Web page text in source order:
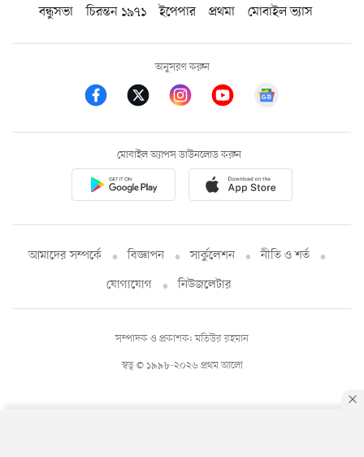
বন্ধুসভা
চিরন্তন ১৯৭১ ইপেপার প্রথমা মোবাইল ভ্যাস
অনুসরণ করুন
মোবাইল অ্যাপস ডাউনলোড করুন
আমাদের সম্পর্কে বিজ্ঞাপন সার্কুলেশন
নীতি ও শর্ত
যোগাযোগ
নিউজলেটার
স্বত্ব © ১৯৯৮-২০২৬ প্রথম আলো
সম্পাদক ও প্রকাশক: মতিউর রহমান